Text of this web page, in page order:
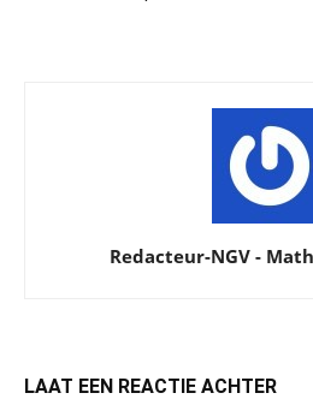
Redacteur-NGV -
LAAT EEN REACTIE ACHTER